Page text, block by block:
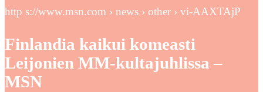
http s://www.msn.com › news › other › vi-AAXTAjP
Finlandia kaikui komeasti
Leijonien MM-kultajuhlissa –
MSN